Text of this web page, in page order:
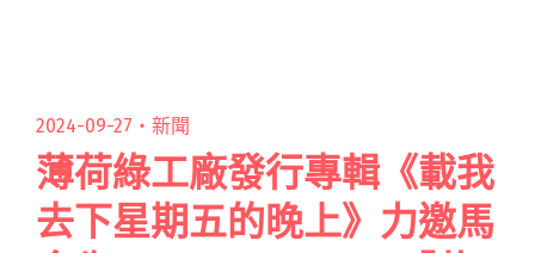
2024-09-27・ 新聞
薄荷綠工廠發行專輯《載我
去下星期五的晚上》力邀馬